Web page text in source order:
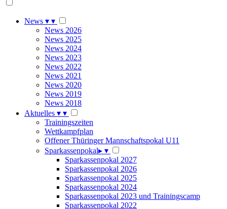
News ▾ ▾
News 2026
News 2025
News 2024
News 2023
News 2022
News 2021
News 2020
News 2019
News 2018
Aktuelles ▾ ▾
Trainingszeiten
Wettkampfplan
Offener Thüringer Mannschaftspokal U11
Sparkassenpokal▸ ▾
Sparkassenpokal 2027
Sparkassenpokal 2026
Sparkassenpokal 2025
Sparkassenpokal 2024
Sparkassenpokal 2023 und Trainingscamp
Sparkassenpokal 2022